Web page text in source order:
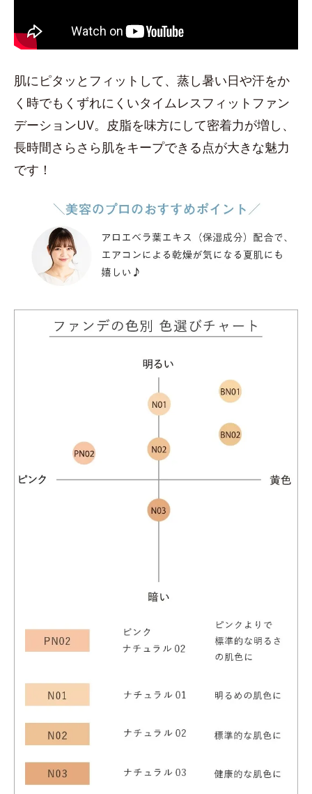
肌にピタッとフィットして、蒸し暑い日や汗をか
く時でもくずれにくいタイムレスフィットファン
デーションUV。皮脂を味方にして密着力が増し、
長時間さらさら肌をキープできる点が大きな魅力
です！